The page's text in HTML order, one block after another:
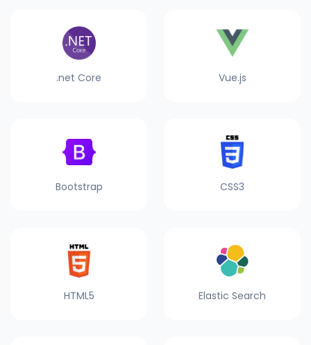
.net Core Vue.js
Bootstrap CSS3
HTML5 Elastic Search